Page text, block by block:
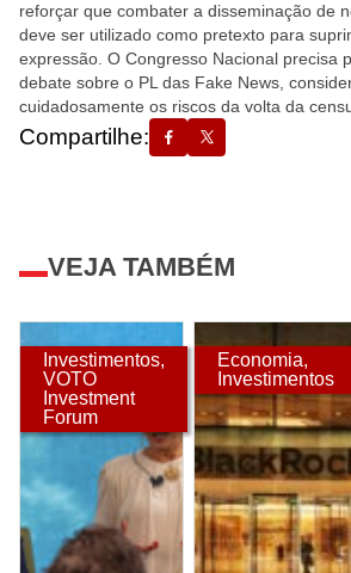
reforçar que combater a disseminação de
deve ser utilizado como pretexto para
expressão. O Congresso Nacional precisa
debate sobre o PL das Fake News,
cuidadosamente os riscos da volta da
Compartilhe:
VEJA TAMBÉM
Investimentos,
VOTO
Investment
Forum
Economia,
Investimentos